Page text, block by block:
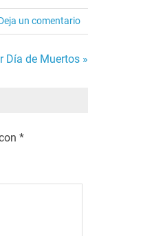
un comentario
Día de Muertos »
*